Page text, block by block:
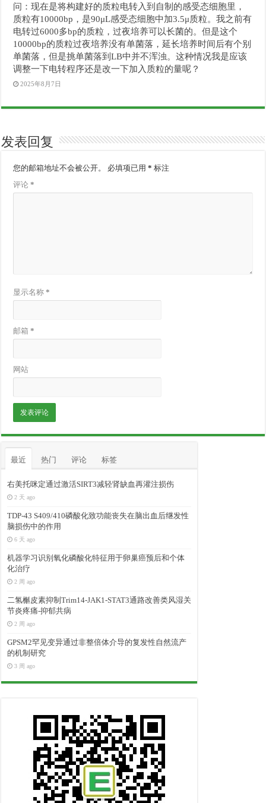
问：现在是将构建好的质粒电转入到自制的感受态细胞里，
质粒有10000bp，是90μL感受态细胞中加3.5μ质粒。我之前有
电转过6000多bp的质粒，过夜培养可以长菌的。但是这个
10000bp的质粒过夜培养没有单菌落，延长培养时间后有个别
单菌落，但是挑单菌落到LB中并不浑浊。这种情况我是应该
调整一下电转程序还是改一下加入质粒的量呢？
2025年8月7日
发表回复
您的邮箱地址不会被公开。 必填项已用* 标注
评论*
显示名称*
邮箱*
网站
最近 热门 评论 标签
右美托咪定通过激活SIRT3减轻肾缺血再灌注损伤
2 天 ago
TDP-43 S409/410磷酸化致功能丧失在脑出血后继发性
脑损伤中的作用
6 天 ago
机器学习识别氧化磷酸化特征用于卵巢癌预后和个体
化治疗
2 周 ago
二氢槲皮素抑制Trim14-JAK1-STAT3通路改善类风湿关
节炎疼痛-抑郁共病
2 周 ago
GPSM2罕见变异通过非整倍体介导的复发性自然流产
的机制研究
3 周 ago